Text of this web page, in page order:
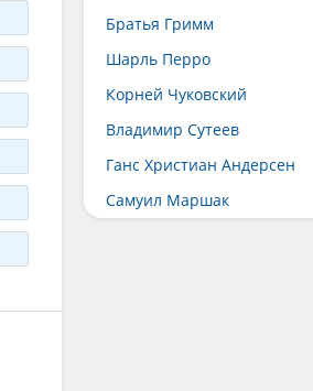
Братья Гримм
Шарль Перро
Корней Чуковский
Владимир Сутеев
Ганс Христиан Андерсен
Самуил Маршак